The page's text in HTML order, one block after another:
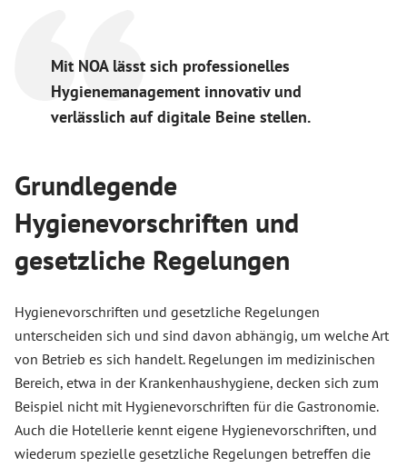
Grundlegende
Hygienevorschriften und
gesetzliche Regelungen
Hygienevorschriften und gesetzliche Regelungen
unterscheiden sich und sind davon abhängig, um welche Art
von Betrieb es sich handelt. Regelungen im medizinischen
Bereich, etwa in der Krankenhaushygiene, decken sich zum
Beispiel nicht mit Hygienevorschriften für die Gastronomie.
Auch die Hotellerie kennt eigene Hygienevorschriften, und
wiederum spezielle gesetzliche Regelungen betreffen die
Mit NOA lässt sich professionelles
Hygienemanagement innovativ und
verlässlich auf digitale Beine stellen.